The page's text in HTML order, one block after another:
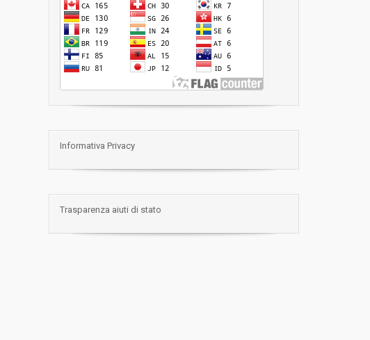
Informativa Privacy
Trasparenza aiuti di stato